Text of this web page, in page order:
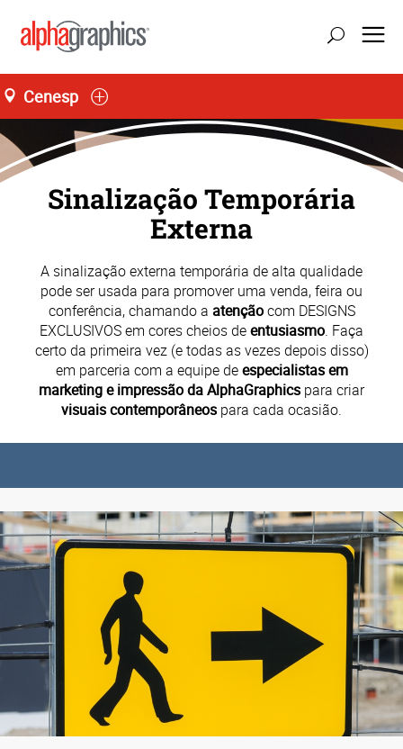
Cenesp
Sinalização Temporária
Externa
A sinalização externa temporária de alta qualidade
pode ser usada para promover uma venda, feira ou
conferência, chamando a atençãocom DESIGNS
EXCLUSIVOS em cores cheios deentusiasmo. Faça
certo da primeira vez (e todas as vezes depois disso)
em parceria com a equipe deespecialistas em
marketing e impressão da AlphaGraphics para criar
visuais contemporâneos para cada ocasião.